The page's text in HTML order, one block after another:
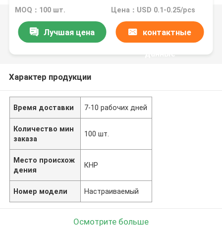
MOQ：100 шт. Цена：USD 0.1-0.25/pcs
Лучшая цена контактные
данные
Характер продукции
Время доставки 7-10 рабочих дней
Количество мин
заказа
100 шт.
Место происхож
дения
КНР
Номер модели Настраиваемый
Осмотрите больше